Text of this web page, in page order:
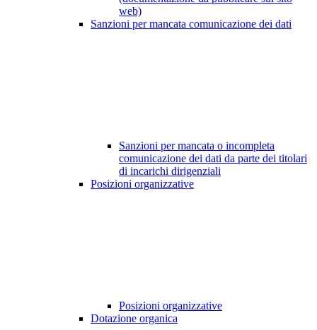
web)
Sanzioni per mancata comunicazione dei dati
Sanzioni per mancata o incompleta
comunicazione dei dati da parte dei titolari
di incarichi dirigenziali
Posizioni organizzative
Posizioni organizzative
Dotazione organica